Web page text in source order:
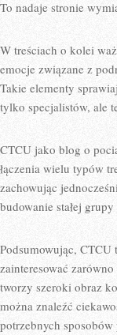
To nadaje stronie
W treściach o kolei
emocje związane z
Takie elementy
tylko specjalistów, ale
CTCU jako blog o
łączenia wielu typów
zachowując
budowanie stałej
Podsumowując,
zainteresować
tworzy szeroki obraz
można znaleźć
potrzebnych sposobów